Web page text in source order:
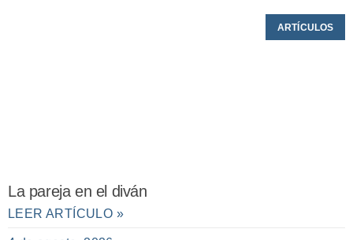
ARTÍCULOS
La pareja en el diván
LEER ARTÍCULO »